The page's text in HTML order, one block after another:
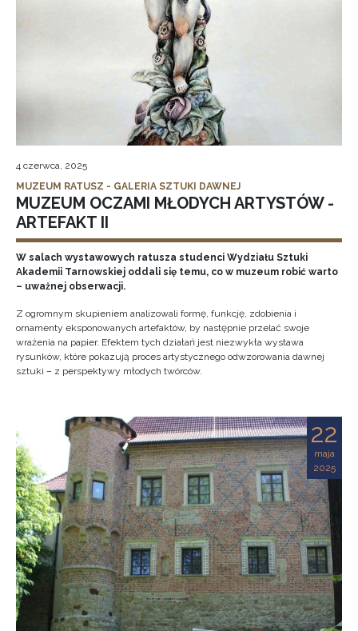
4 czerwca, 2025
MUZEUM RATUSZ - GALERIA SZTUKI DAWNEJ
MUZEUM OCZAMI MŁODYCH ARTYSTÓW -
ARTEFAKT II
W salach wystawowych ratusza studenci Wydziału Sztuki
Akademii Tarnowskiej oddali się temu, co w muzeum robić warto
– uważnej obserwacji.
Z ogromnym skupieniem analizowali formę, funkcję, zdobienia i
ornamenty eksponowanych artefaktów, by następnie przelać swoje
wrażenia na papier. Efektem tych działań jest niezwykła wystawa
rysunków, które pokazują proces artystycznego odwzorowania dawnej
sztuki – z perspektywy młodych twórców.
22
maja
2025